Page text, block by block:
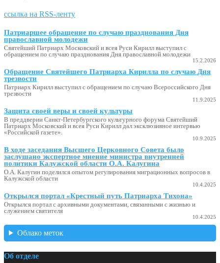
ссылка на RSS-ленту
Патриаршее обращение по случаю празднования Дня
православной молодежи
Святейший Патриарх Московский и всея Руси Кирилл выступил с
обращением по случаю празднования Дня православной молодежи
15.2.2026
Обращение Святейшего Патриарха Кирилла по случаю Дня
трезвости
Патриарх Кирилл выступил с обращением по случаю Всероссийского Дня
трезвости
11.9.2025
Защита своей веры и своей культуры
В преддверии Санкт-Петербургского культурного форума Святейший
Патриарх Московский и всея Руси Кирилл дал эксклюзивное интервью
«Российской газете».
10.9.2025
В ходе заседания Высшего Церковного Совета было
заслушано экспертное мнение министра внутренней
политики Калужской области О.А. Калугина
О.А. Калугин поделился опытом регулирования миграционных вопросов в
Калужской области
10.4.2025
Открылся портал «Крестный путь Патриарха Тихона»
Открылся портал с архивными документами, связанными с жизнью и
служением святителя
10.4.2025
Облако меток
Об отделе